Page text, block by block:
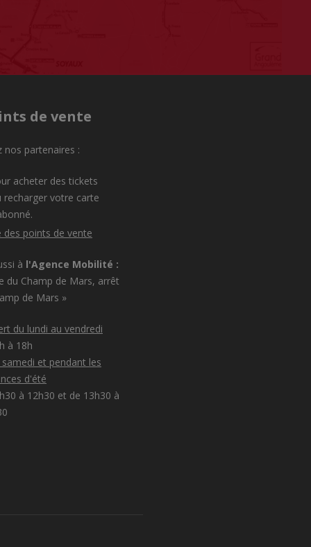
de vente
nos partenaires :
acheter des tickets
recharger votre carte
des points de vente
à l'Agence Mobilité :
du Champ de Mars, arrêt
de Mars »
du lundi au vendredi
à 18h
samedi et pendant les
d'été
à 12h30 et de 13h30 à